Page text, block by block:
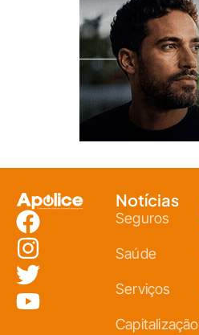
Notícias
Seguros
Saúde
Serviços
Capitalização